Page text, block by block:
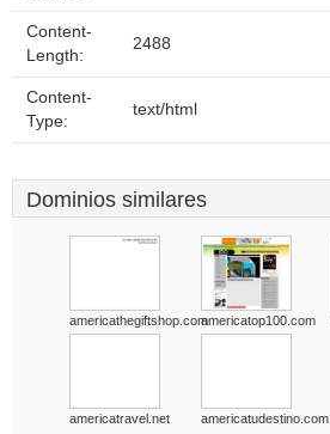
Content-
Length:
2488
Content-
Type:
text/html
Dominios similares
americathegiftshop.comamericatop100.com
americatravel.net americatudestino.com